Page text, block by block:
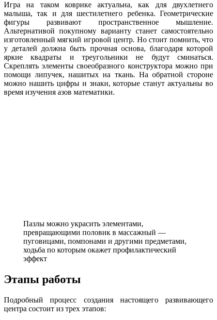
Игра на таком коврике актуальна, как для двухлетнего
малыша, так и для шестилетнего ребенка. Геометрические
фигуры развивают пространственное мышление.
Альтернативой покупному варианту станет самостоятельно
изготовленный мягкий игровой центр. Но стоит помнить, что
у деталей должна быть прочная основа, благодаря которой
яркие квадраты и треугольники не будут сминаться.
Скреплять элементы своеобразного конструктора можно при
помощи липучек, нашитых на ткань. На обратной стороне
можно нашить цифры и знаки, которые станут актуальны во
время изучения азов математики.
Пазлы можно украсить элементами,
превращающими половик в массажный —
пуговицами, помпонами и другими предметами,
ходьба по которым окажет профилактический
эффект
Этапы работы
Подробный процесс создания настоящего развивающего
центра состоит из трех этапов: